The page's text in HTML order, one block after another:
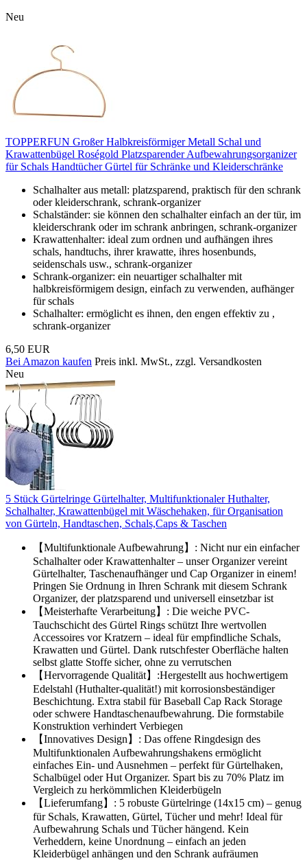
Neu
TOPPERFUN Großer Halbkreisförmiger Metall Schal und
Krawattenbügel Roségold Platzsparender Aufbewahrungsorganizer
für Schals Handtücher Gürtel für Schränke und Kleiderschränke
Schalhalter aus metall: platzsparend, praktisch für den schrank
oder kleiderschrank, schrank-organizer
Schalständer: sie können den schalhalter einfach an der tür, im
kleiderschrank oder im schrank anbringen, schrank-organizer
Krawattenhalter: ideal zum ordnen und aufhängen ihres
schals, handtuchs, ihrer krawatte, ihres hosenbunds,
seidenschals usw., schrank-organizer
Schrank-organizer: ein neuartiger schalhalter mit
halbkreisförmigem design, einfach zu verwenden, aufhänger
für schals
Schalhalter: ermöglicht es ihnen, den engen effektiv zu ,
schrank-organizer
6,50 EUR
Bei Amazon kaufen Preis inkl. MwSt., zzgl. Versandkosten
Neu
5 Stück Gürtelringe Gürtelhalter, Multifunktionaler Huthalter,
Schalhalter, Krawattenbügel mit Wäschehaken, für Organisation
von Gürteln, Handtaschen, Schals,Caps & Taschen
【Multifunktionale Aufbewahrung】: Nicht nur ein einfacher
Schalhalter oder Krawattenhalter – unser Organizer vereint
Gürtelhalter, Taschenaufhänger und Cap Organizer in einem!
Pringen Sie Ordnung in Ihren Schrank mit diesem Schrank
Organizer, der platzsparend und universell einsetzbar ist
【Meisterhafte Verarbeitung】: Die weiche PVC-
Tauchschicht des Gürtel Rings schützt Ihre wertvollen
Accessoires vor Kratzern – ideal für empfindliche Schals,
Krawatten und Gürtel. Dank rutschfester Oberfläche halten
selbst glatte Stoffe sicher, ohne zu verrutschen
【Hervorragende Qualität】:Hergestellt aus hochwertigem
Edelstahl (Huthalter-qualität!) mit korrosionsbeständiger
Beschichtung. Extra stabil für Baseball Cap Rack Storage
oder schwere Handtaschenaufbewahrung. Die formstabile
Konstruktion verhindert Verbiegen
【Innovatives Design】: Das offene Ringdesign des
Multifunktionalen Aufbewahrungshakens ermöglicht
einfaches Ein- und Ausnehmen – perfekt für Gürtelhaken,
Schalbügel oder Hut Organizer. Spart bis zu 70% Platz im
Vergleich zu herkömmlichen Kleiderbügeln
【Lieferumfang】: 5 robuste Gürtelringe (14x15 cm) – genug
für Schals, Krawatten, Gürtel, Tücher und mehr! Ideal für
Aufbewahrung Schals und Tücher hängend. Kein
Verheddern, keine Unordnung – einfach an jeden
Kleiderbügel anhängen und den Schrank aufräumen